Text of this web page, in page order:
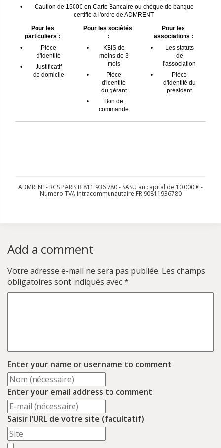
•
Caution de 1500€ en Carte Bancaire ou chèque de banque
certifié à l'ordre de ADMRENT
Pour les
particuliers :
•
Pièce
d'identité
•
Justificatif
de domicile
Pour les sociétés
:
•
KBIS de
moins de 3
mois
•
Pièce
d'identité
du gérant
•
Bon de
commande
Pour les
associations :
•
Les statuts
de
l'association
•
Pièce
d'identité du
président
ADMRENT- RCS PARIS B 811 936 780 - SASU au capital de 10 000 € -
Numéro TVA intracommunautaire FR 90811936780
Add a comment
Votre adresse e-mail ne sera pas publiée. Les champs
obligatoires sont indiqués avec*
Enter your name or username to comment
Enter your email address to comment
Saisir l’URL de votre site (facultatif)